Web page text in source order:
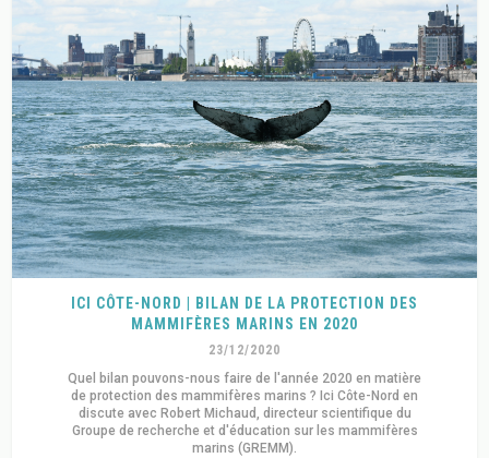
ICI CÔTE-NORD | BILAN DE LA PROTECTION DES
MAMMIFÈRES MARINS EN 2020
23/12/2020
Quel bilan pouvons-nous faire de l'année 2020 en matière
de protection des mammifères marins ? Ici Côte-Nord en
discute avec Robert Michaud, directeur scientifique du
Groupe de recherche et d'éducation sur les mammifères
marins (GREMM).